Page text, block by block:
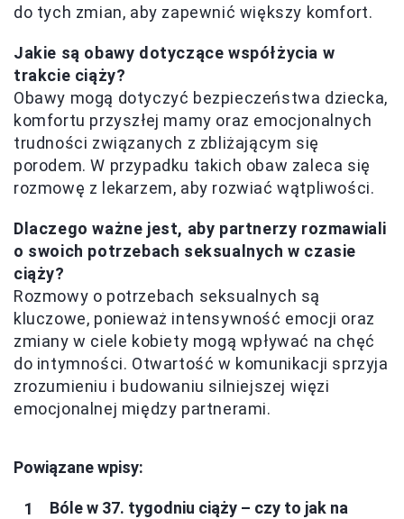
do tych zmian, aby zapewnić większy komfort.
Jakie są obawy dotyczące współżycia w
trakcie ciąży?
Obawy mogą dotyczyć bezpieczeństwa dziecka,
komfortu przyszłej mamy oraz emocjonalnych
trudności związanych z zbliżającym się
porodem. W przypadku takich obaw zaleca się
rozmowę z lekarzem, aby rozwiać wątpliwości.
Dlaczego ważne jest, aby partnerzy rozmawiali
o swoich potrzebach seksualnych w czasie
ciąży?
Rozmowy o potrzebach seksualnych są
kluczowe, ponieważ intensywność emocji oraz
zmiany w ciele kobiety mogą wpływać na chęć
do intymności. Otwartość w komunikacji sprzyja
zrozumieniu i budowaniu silniejszej więzi
emocjonalnej między partnerami.
Powiązane wpisy:
Bóle w 37. tygodniu ciąży – czy to jak na